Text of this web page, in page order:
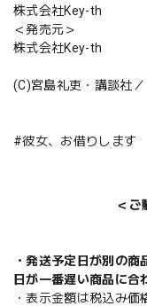
株式会社Key-th
＜発売元＞
株式会社Key-th
(C)宮島礼吏・講談社
#彼女、お借りします
＜ご
・発送予定日が別の
日が一番遅い商品に合
・表示金額は税込み価